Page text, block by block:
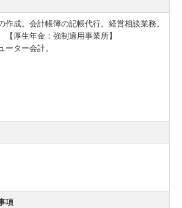
作成。会計帳簿の記帳代行。経営相談業務。
【厚生年金：強制適用事業所】
ーター会計。
項